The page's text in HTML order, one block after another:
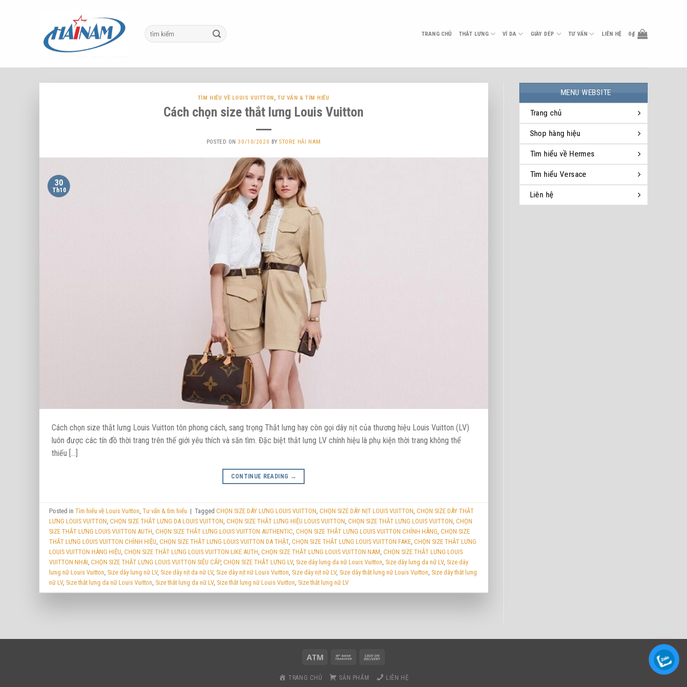
TRANG CHỦ THẮT LƯNG VÍ DA GIÀY DÉP TƯ VẤN LIÊN HỆ 0₫
TÌM HIỂU VỀ LOUIS VUITTON,TƯ VẤN & TÌM HIỂU
Cách chọn size thắt lưng Louis Vuitton
POSTED ON 30/10/2020 BYSTORE HẢI NAM
30
Th10
Cách chọn size thắt lưng Louis Vuitton tôn phong cách, sang trọng Thắt lưng hay còn gọi dây nịt của thương hiệu Louis Vuitton (LV)
luôn được các tín đồ thời trang trên thế giới yêu thích và săn tìm. Đặc biệt thắt lưng LV chính hiệu là phụ kiện thời trang không thể
thiếu […]
CONTINUE READING →
Posted inTìm hiểu về Louis Vuitton,Tư vấn & tìm hiểu | TaggedCHỌN SIZE DÂY LƯNG LOUIS VUITTON,CHỌN SIZE DÂY NỊT LOUIS VUITTON,CHỌN SIZE DÂY THẮT
LƯNG LOUIS VUITTON,CHỌN SIZE THẮT LƯNG DA LOUIS VUITTON,CHỌN SIZE THẮT LƯNG HIỆU LOUIS VUITTON,CHỌN SIZE THẮT LƯNG LOUIS VUITTON,CHỌN
SIZE THẮT LƯNG LOUIS VUITTON AUTH,CHỌN SIZE THẮT LƯNG LOUIS VUITTON AUTHENTIC,CHỌN SIZE THẮT LƯNG LOUIS VUITTON CHÍNH HÃNG,CHỌN SIZE
THẮT LƯNG LOUIS VUITTON CHÍNH HIỆU,CHỌN SIZE THẮT LƯNG LOUIS VUITTON DA THẬT,CHỌN SIZE THẮT LƯNG LOUIS VUITTON FAKE,CHỌN SIZE THẮT LƯNG
LOUIS VUITTON HÀNG HIỆU,CHỌN SIZE THẮT LƯNG LOUIS VUITTON LIKE AUTH,CHỌN SIZE THẮT LƯNG LOUIS VUITTON NAM,CHỌN SIZE THẮT LƯNG LOUIS
VUITTON NHÁI,CHỌN SIZE THẮT LƯNG LOUIS VUITTON SIÊU CẤP,CHỌN SIZE THẮT LƯNG LV, Size dây lưng da nữ Louis Vuitton, Size dây lưng da nữ LV, Size dây
lưng nữ Louis Vuitton, Size dây lưng nữ LV, Size dây nịt da nữ LV, Size dây nịt nữ Louis Vuitton, Size dây nịt nữ LV, Size dây thắt lưng nữ Louis Vuitton, Size dây thắt lưng
nữ LV, Size thắt lưng da nữ Louis Vuitton, Size thắt lưng da nữ LV, Size thắt lưng nữ Louis Vuitton, Size thắt lưng nữ LV
MENU WEBSITE
Trang chủ
Shop hàng hiệu
Tìm hiểu về Hermes
Tìm hiểu Versace
Liên hệ
TRANG CHỦ SẢN PHẨM LIÊN HỆ